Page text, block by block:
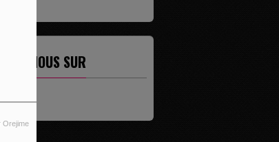
Orejime
NOUS SUR